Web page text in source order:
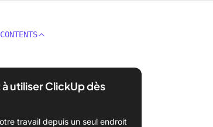
utiliser ClickUp dès
travail depuis un seul endroit